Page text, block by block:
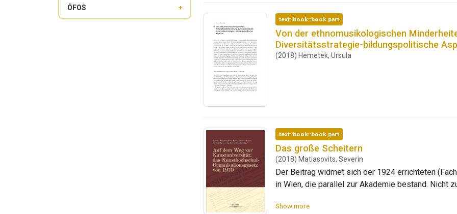
ÖFOS +
Zwischenkriegszeit aufkommenden Neuerungen
text::book::book part
Von der ethnomusikologischen
Diversitätsstrategie-bildungspolitische
(2018) Hemetek, Ursula
text::book::book part
Das große Scheitern
(2018) Matiasovits, Severin
Der Beitrag widmet sich der 1924 errichteten
in Wien, die parallel zur Akademie bestand. Nicht
autonomen Hochschule gescheitert.
Show more